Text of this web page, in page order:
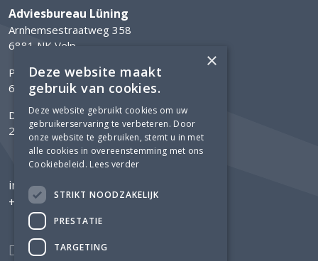
Adviesbureau Lüning
Arnhemsestraatweg 358
6881 NK Velp
Postbus 304
6800 AH Arnhem
Delftechpark 12
2628 XH Delft
info@luning.nl
+31 26 368 3480
×
Deze website maakt
gebruik van cookies.
Deze website gebruikt cookies om uw
gebruikerservaring te verbeteren. Door
onze website te gebruiken, stemt u in met
alle cookies in overeenstemming met ons
Cookiebeleid. Lees verder
STRIKT NOODZAKELIJK
PRESTATIE
TARGETING